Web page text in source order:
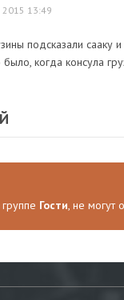
13:49
подсказали сааку
было, когда консула
Гости, не могут